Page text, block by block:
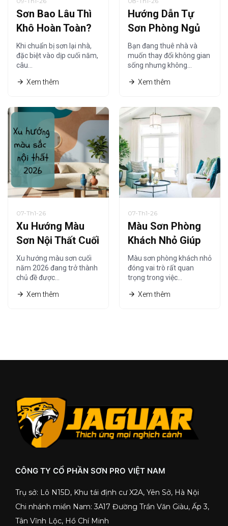
Sơn Bao Lâu Thì
Khô Hoàn Toàn?
Thời Gian Khô
Sơn Nội Thất Chi
Tiết Nhất
Khi chuẩn bị sơn lại nhà,
đặc biệt vào dịp cuối năm,
câu…
Xem thêm
Hướng Dẫn Tự
Sơn Phòng Ngủ
Tiết Kiệm Cho
Người Thuê Nhà
Bạn đang thuê nhà và
muốn thay đổi không gian
sống nhưng không…
Xem thêm
07-Th1-26
Xu Hướng Màu
Sơn Nội Thất Cuối
Năm 2026 Được
Ưa Chuộng Nhất
Xu hướng màu sơn cuối
năm 2026 đang trở thành
chủ đề được…
Xem thêm
07-Th1-26
Màu Sơn Phòng
Khách Nhỏ Giúp
Không Gian Trông
Rộng Hơn Năm
2026
Màu sơn phòng khách nhỏ
đóng vai trò rất quan
trọng trong việc…
Xem thêm
CÔNG TY CỔ PHẦN SƠN PRO VIỆT NAM
Trụ sở: Lô N15D, Khu tái định cư X2A, Yên Sở, Hà Nội
Chi nhánh miền Nam: 3A17 Đường Trần Văn Giàu, Ấp 3,
Tân Vĩnh Lộc, Hồ Chí Minh